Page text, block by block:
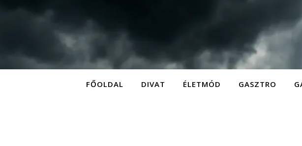
FŐOLDAL DIVAT ÉLETMÓD GASZTRO